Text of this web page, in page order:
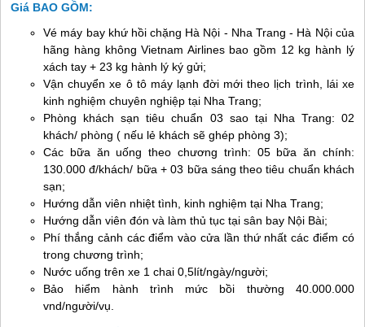
Giá BAO GỒM:
Vé máy bay khứ hồi chặng Hà Nội - Nha Trang - Hà Nội của
hãng hàng không Vietnam Airlines bao gồm 12 kg hành lý
xách tay + 23 kg hành lý ký gửi;
Vận chuyển xe ô tô máy lạnh đời mới theo lịch trình, lái xe
kinh nghiệm chuyên nghiệp tại Nha Trang;
Phòng khách sạn tiêu chuẩn 03 sao tại Nha Trang: 02
khách/ phòng ( nếu lẻ khách sẽ ghép phòng 3);
Các bữa ăn uống theo chương trình: 05 bữa ăn chính:
130.000 đ/khách/ bữa + 03 bữa sáng theo tiêu chuẩn khách
sạn;
Hướng dẫn viên nhiệt tình, kinh nghiệm tại Nha Trang;
Hướng dẫn viên đón và làm thủ tục tại sân bay Nội Bài;
Phí thắng cảnh các điểm vào cửa lần thứ nhất các điểm có
trong chương trình;
Nước uống trên xe 1 chai 0,5lít/ngày/người;
Bảo hiểm hành trình mức bồi thường 40.000.000
vnd/người/vụ.